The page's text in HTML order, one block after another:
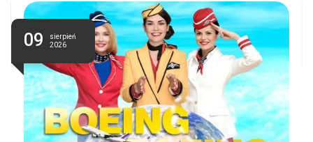
09
sierpień
2026